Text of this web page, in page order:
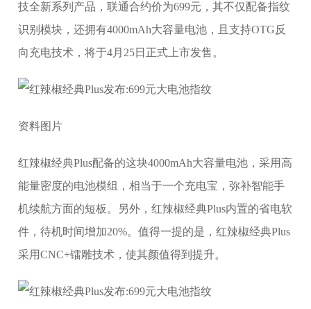
技全新系列产品，联通合约价为699元，其不仅配备指纹
识别模块，还拥有4000mAh大容量电池，且支持OTG反
向充电技术，将于4月25日正式上市发售。
资料图片
红辣椒经典Plus配备的这块4000mAh大容量电池，采用高
能量密度的电池模组，相当于一个充电宝，弥补智能手
机续航方面的短板。另外，红辣椒经典Plus内置的省电软
件，待机时间增加20%。值得一提的是，红辣椒经典Plus
采用CNC+镭雕技术，使其颜值得到提升。